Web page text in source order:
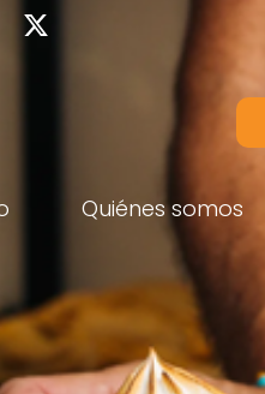
Quiénes somos